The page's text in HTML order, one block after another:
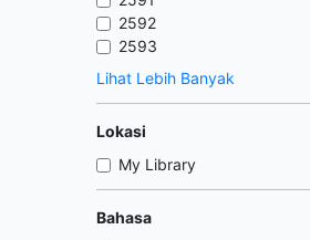
2592
2593
Lihat Lebih Banyak
Lokasi
My Library
Bahasa